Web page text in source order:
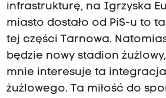
infrastrukturę, na Igrzyska
miasto dostało od PiS-u to
tej części Tarnowa.
będzie nowy stadion
mnie interesuje ta
żużlowego. Ta miłość do